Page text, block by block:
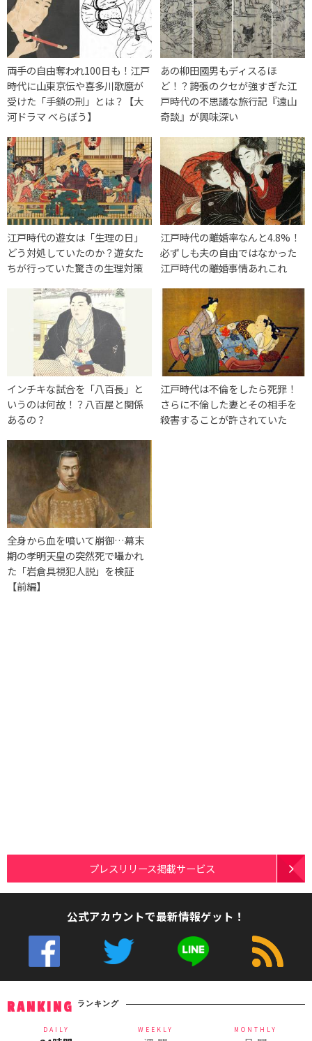
両手の自由奪われ100日も！江戸
時代に山東京伝や喜多川歌麿が
受けた「手鎖の刑」とは？【大
河ドラマ べらぼう】
あの柳田國男もディスるほ
ど！？誇張のクセが強すぎた江
戸時代の不思議な旅行記『遠山
奇談』が興味深い
江戸時代の遊女は「生理の日」
どう対処していたのか？遊女た
ちが行っていた驚きの生理対策
江戸時代の離婚率なんと4.8%！
必ずしも夫の自由ではなかった
江戸時代の離婚事情あれこれ
インチキな試合を「八百長」と
いうのは何故！？八百屋と関係
あるの？
江戸時代は不倫をしたら死罪！
さらに不倫した妻とその相手を
殺害することが許されていた
全身から血を噴いて崩御…幕末
期の孝明天皇の突然死で囁かれ
た「岩倉具視犯人説」を検証
【前編】
プレスリリース掲載サービス
公式アカウントで最新情報ゲット！
RANKING ランキング
DAILY WEEKLY MONTHLY